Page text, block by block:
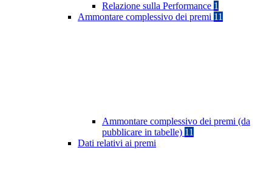
Relazione sulla Performance 1
Ammontare complessivo dei premi 11
Ammontare complessivo dei premi (da
pubblicare in tabelle) 11
Dati relativi ai premi